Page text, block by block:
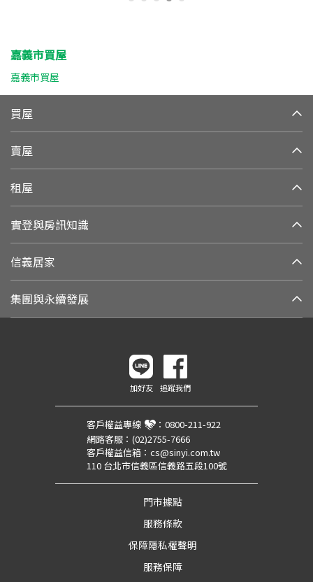
嘉義市買屋
嘉義市買屋
買屋
賣屋
租屋
實登與房訊知識
信義居家
集團與永續發展
加好友 追蹤我們
客戶權益專線 ： 0800-211-922
網路客服： (02)2755-7666
客戶權益信箱： cs@sinyi.com.tw
110 台北市信義區信義路五段100號
門市據點
服務條款
保障隱私權聲明
服務保障